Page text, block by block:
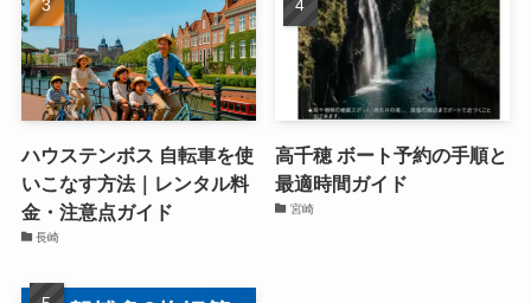
ハウステンボス 自転車を使
いこなす方法｜レンタル料
金・注意点ガイド
長崎
高千穂 ボート予約の手順と
最適時間ガイド
宮崎